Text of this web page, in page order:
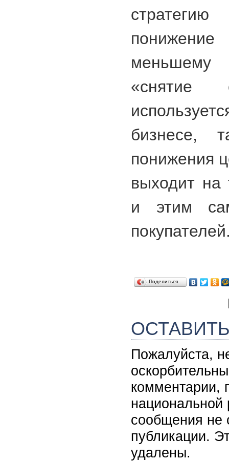
стратегию
меньшему
«снятие
бизнесе,
понижения
выходит на
и этим
Поделиться…
Пожалуйста,
комментарии,
национальной
сообщения не
публикации.
удалены.